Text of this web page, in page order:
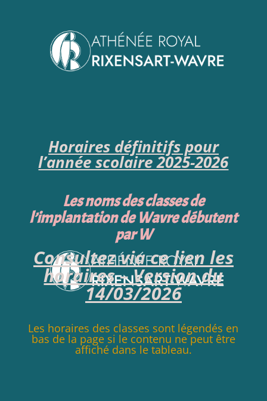
Horaires définitifs pour
l’année scolaire 2025-2026
Les noms des classes de
l’implantation de Wavre débutent
par W
Consultez via ce lien les
horaires – Version du
14/03/2026
Les horaires des classes sont légendés en
bas de la page si le contenu ne peut être
affiché dans le tableau.